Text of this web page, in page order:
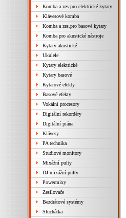
Komba a zes.pro elektrické kytary
Klávesové komba
Komba a zes.pro basové kytary
Komba pro akustické nástroje
Kytary akustické
Ukulele
Kytary elektrické
Kytary basové
Kytarové efekty
Basové efekty
Vokální procesory
Digitální rekordéry
Digitální piána
Klávesy
PA technika
Studiové monitory
Mixážní pulty
DJ mixážní pulty
Powermixy
Zesilovače
Bezdrátové systémy
Sluchátka